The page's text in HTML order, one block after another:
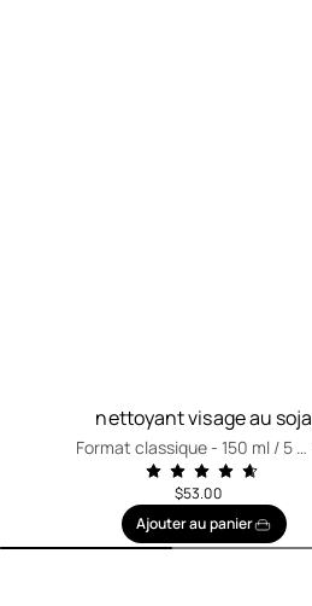
nettoyant visage au soja
Format classique -150 ml / 5 fl
$53.00
Ajouter au panier